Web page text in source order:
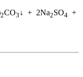
2CO3 ↓ + 2Na2SO4 +